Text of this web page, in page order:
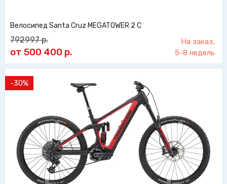
Велосипед Santa Cruz MEGATOWER 2 C
792997р.
от 500 400 р.
На заказ,
5-8 недель
-30%